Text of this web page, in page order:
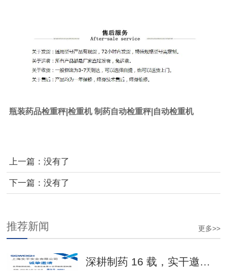
瓶装药品检重秤|检重机 制药自动检重秤|自动检重机
上一篇：没有了
下一篇：没有了
更多>>
推荐新闻
深耕制药 16 载，实干邀您莅临 2026 世界制